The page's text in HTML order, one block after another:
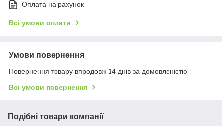
Оплата на рахунок
Всі умови оплати
Умови повернення
Повернення товару впродовж 14 днів за домовленістю
Всі умови повернення
Подібні товари компанії